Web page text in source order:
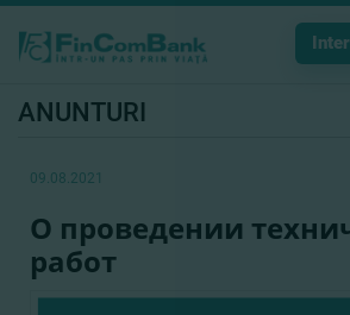
ANUNTURI
09.08.2021
О проведении
работ